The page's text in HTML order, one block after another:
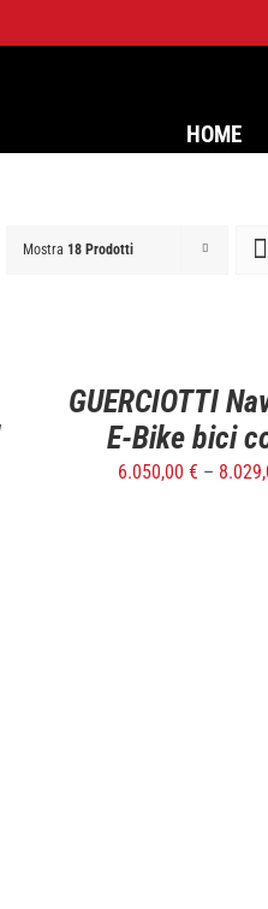
HOME
Mostra 18 Prodotti
GUERCIOTTI
E-Bike bici
6.050,00€ –